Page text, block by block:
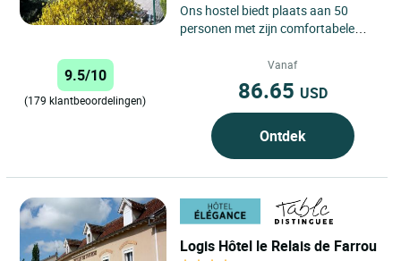
Ons hostel biedt plaats aan 50
personen met zijn comfortabele
toegang, haardroger, 19...
9.5/10
(179 klantbeoordelingen)
Vanaf
86.65 USD
Ontdek
Logis Hôtel le Relais de Farrou